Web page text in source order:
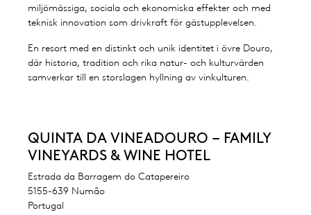
miljömässiga, sociala och ekonomiska effekter och med
teknisk innovation som drivkraft för gästupplevelsen.
En resort med en distinkt och unik identitet i övre Douro,
där historia, tradition och rika natur- och kulturvärden
samverkar till en storslagen hyllning av vinkulturen.
QUINTA DA VINEADOURO – FAMILY
VINEYARDS & WINE HOTEL
Estrada da Barragem do Catapereiro
5155-639 Numão
Portugal